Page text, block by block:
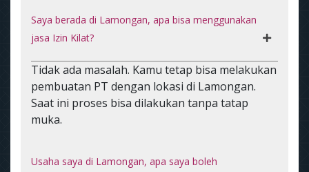
Saya berada di Lamongan, apa bisa menggunakan
jasa Izin Kilat?
Tidak ada masalah. Kamu tetap bisa melakukan
pembuatan PT dengan lokasi di Lamongan.
Saat ini proses bisa dilakukan tanpa tatap
muka.
Usaha saya di Lamongan, apa saya boleh